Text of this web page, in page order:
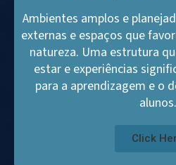
Ambientes amplos e
externas e espaços que
natureza. Uma estrutura
estar e experiências
para a aprendizagem e o
alunos.
Click